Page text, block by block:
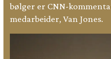
bølger er CNN-
medarbeider, Van Jones.